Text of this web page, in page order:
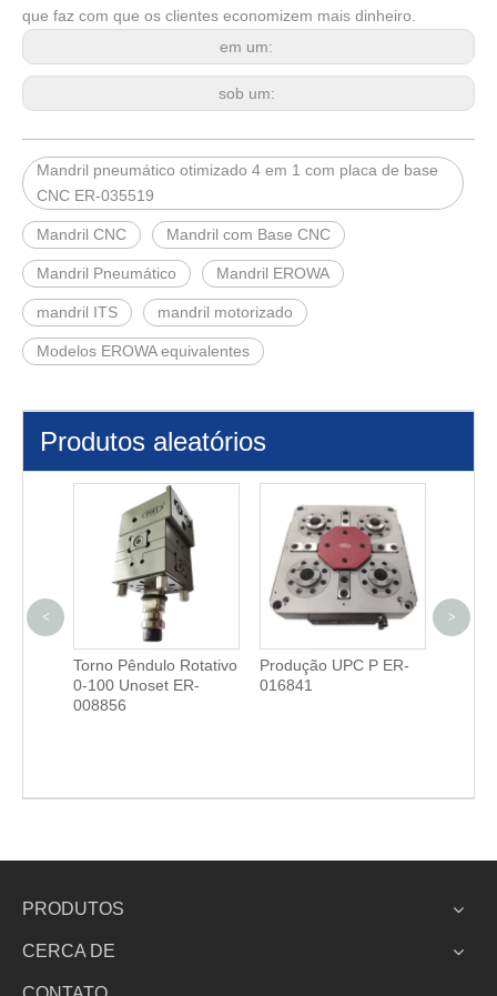
que faz com que os clientes economizem mais dinheiro.
em um:
sob um:
Mandril pneumático otimizado 4 em 1 com placa de base
CNC ER-035519
Mandril CNC Mandril com Base CNC
Mandril Pneumático Mandril EROWA
mandril ITS mandril motorizado
Modelos EROWA equivalentes
Produtos aleatórios
Torno Pêndulo Rotativo
0-100 Unoset ER-
008856
Produção UPC P ER-
016841
< >
PRODUTOS
CERCA DE